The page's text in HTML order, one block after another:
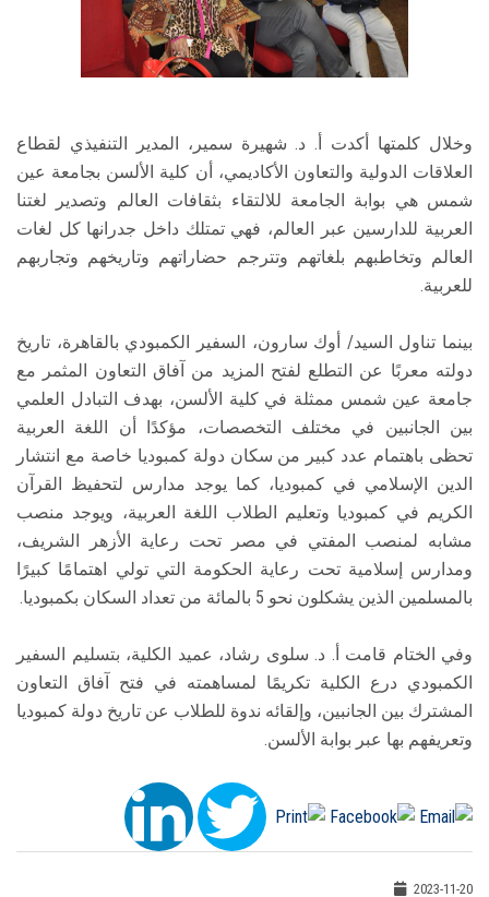
وخلال كلمتها أكدت أ. د. شهيرة سمير، المدير التنفيذي لقطاع
العلاقات الدولية والتعاون الأكاديمي، أن كلية الألسن بجامعة عين
شمس هي بوابة الجامعة للالتقاء بثقافات العالم وتصدير لغتنا
العربية للدارسين عبر العالم، فهي تمتلك داخل جدرانها كل لغات
العالم وتخاطبهم بلغاتهم وتترجم حضاراتهم وتاريخهم وتجاربهم
للعربية.
بينما تناول السيد/ أوك سارون، السفير الكمبودي بالقاهرة، تاريخ
دولته معربًا عن التطلع لفتح المزيد من آفاق التعاون المثمر مع
جامعة عين شمس ممثلة في كلية الألسن، بهدف التبادل العلمي
بين الجانبين في مختلف التخصصات، مؤكدًا أن اللغة العربية
تحظى باهتمام عدد كبير من سكان دولة كمبوديا خاصة مع انتشار
الدين الإسلامي في كمبوديا، كما يوجد مدارس لتحفيظ القرآن
الكريم في كمبوديا وتعليم الطلاب اللغة العربية، ويوجد منصب
مشابه لمنصب المفتي في مصر تحت رعاية الأزهر الشريف،
ومدارس إسلامية تحت رعاية الحكومة التي تولي اهتمامًا كبيرًا
بالمسلمين الذين يشكلون نحو 5 بالمائة من تعداد السكان بكمبوديا.
وفي الختام قامت أ. د. سلوى رشاد، عميد الكلية، بتسليم السفير
الكمبودي درع الكلية تكريمًا لمساهمته في فتح آفاق التعاون
المشترك بين الجانبين، وإلقائه ندوة للطلاب عن تاريخ دولة كمبوديا
وتعريفهم بها عبر بوابة الألسن.
2023-11-20